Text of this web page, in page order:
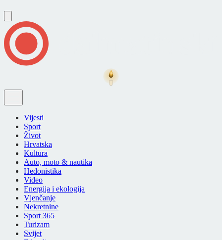
Vijesti
Sport
Život
Hrvatska
Kultura
Auto, moto & nautika
Hedonistika
Video
Energija i ekologija
Vjenčanje
Nekretnine
Sport 365
Turizam
Svijet